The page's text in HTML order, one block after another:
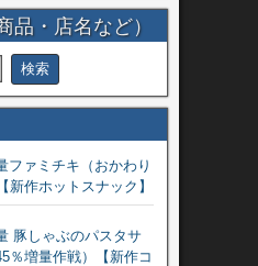
品・店名など）
ファミチキ（おかわり
新作ホットスナック】
豚しゃぶのパスタサ
％増量作戦）【新作コ